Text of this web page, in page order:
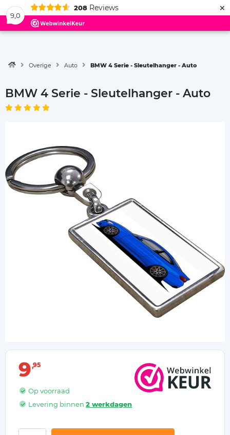
9,0
208 Reviews ×
Menu
Overige Auto BMW 4 Serie - Sleutelhanger - Auto
BMW 4 Serie - Sleutelhanger - Auto
9 95
Op voorraad
Levering binnen2 werkdagen